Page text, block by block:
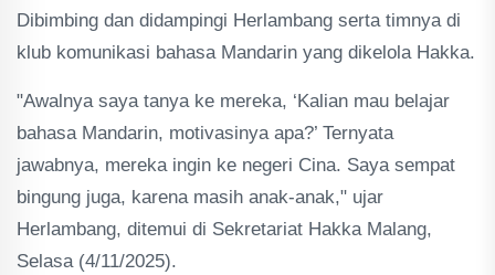
Dibimbing dan didampingi Herlambang serta timnya di
klub komunikasi bahasa Mandarin yang dikelola Hakka.
"Awalnya saya tanya ke mereka, ‘Kalian mau belajar
bahasa Mandarin, motivasinya apa?’ Ternyata
jawabnya, mereka ingin ke negeri Cina. Saya sempat
bingung juga, karena masih anak-anak," ujar
Herlambang, ditemui di Sekretariat Hakka Malang,
Selasa (4/11/2025).